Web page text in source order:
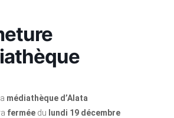
La médiathèque d’Alata
fermée du lundi 19 décembre